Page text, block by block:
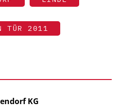
TÜR 2011
KG